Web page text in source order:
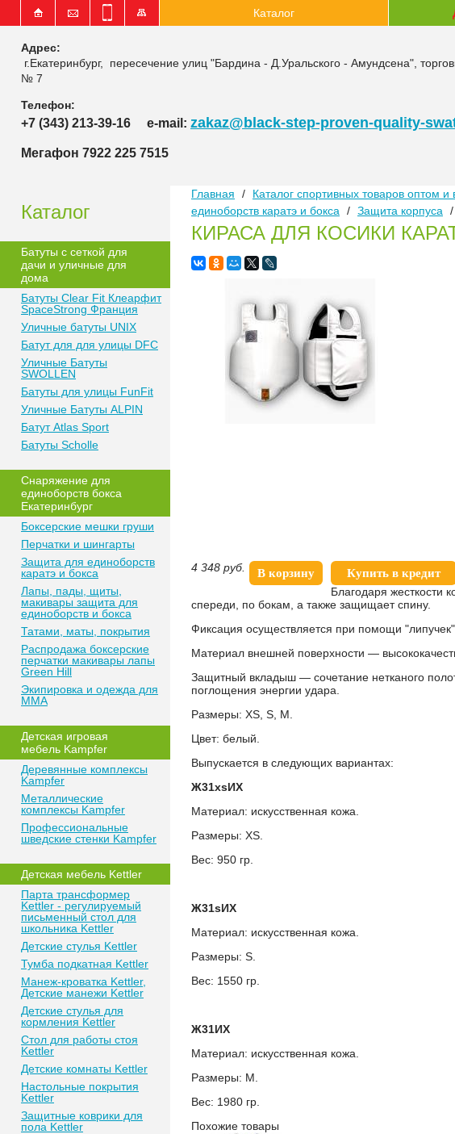
Каталог
Адрес:
г.Екатеринбург, пересечение улиц "Бардина - Д.Уральского - Амундсена",
№ 7
Телефон:
+7 (343) 213-39-16 e-mail: zakaz@black-step-proven-quality-
Мегафон 7922 225 7515
Каталог
Батуты с сеткой для
дачи и уличные для
дома
Батуты Clear Fit Клеарфит
SpaceStrong Франция
Уличные батуты UNIX
Батут для для улицы DFC
Уличные Батуты
SWOLLEN
Батуты для улицы FunFit
Уличные Батуты ALPIN
Батут Atlas Sport
Батуты Scholle
Снаряжение для
единоборств бокса
Екатеринбург
Боксерские мешки груши
Перчатки и шингарты
Защита для единоборств
каратэ и бокса
Лапы, пады, щиты,
макивары защита для
единоборств и бокса
Татами, маты, покрытия
Распродажа боксерские
перчатки макивары лапы
Green Hill
Экипировка и одежда для
MMA
Детская игровая
мебель Kampfer
Деревянные комплексы
Kampfer
Металлические
комплексы Kampfer
Профессиональные
шведские стенки Kampfer
Детская мебель Kettler
Парта трансформер
Kettler - регулируемый
письменный стол для
школьника Kettler
Детские стулья Kettler
Тумба подкатная Kettler
Манеж-кроватка Kettler,
Детские манежи Kettler
Детские стулья для
кормления Kettler
Стол для работы стоя
Kettler
Детские комнаты Kettler
Настольные покрытия
Kettler
Защитные коврики для
пола Kettler
Главная / Каталог спортивных товаров оптом и
единоборств каратэ и бокса
/ Защита корпуса /
КИРАСА ДЛЯ КОСИКИ
4 348 руб. В корзину
Купить в кредит
Благодаря жесткости
спереди, по бокам, а также защищает спину.
Фиксация осуществляется при помощи "липучек".
Материал внешней поверхности —
Защитный вкладыш — сочетание нетканого
поглощения энергии удара.
Размеры: XS, S, M.
Цвет: белый.
Выпускается в следующих вариантах:
Ж31xsИХ
Материал: искусственная кожа.
Размеры: XS.
Вес: 950 гр.
Ж31sИХ
Материал: искусственная кожа.
Размеры: S.
Вес: 1550 гр.
Ж31ИХ
Материал: искусственная кожа.
Размеры: М.
Вес: 1980 гр.
Похожие товары